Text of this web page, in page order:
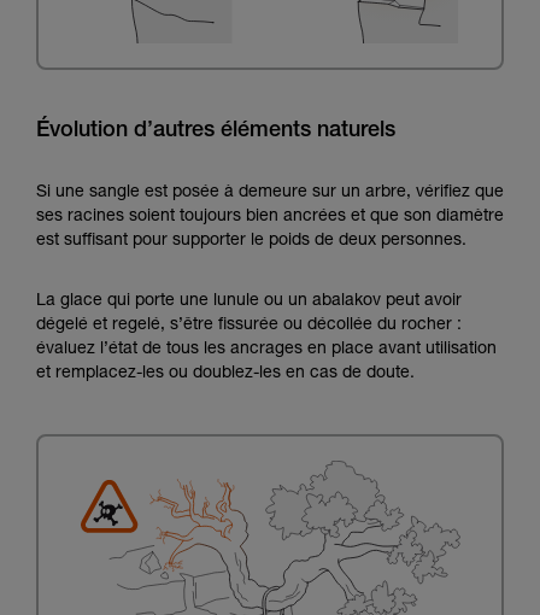
Évolution d’autres éléments naturels
Si une sangle est posée à demeure sur un arbre, vérifiez que
ses racines soient toujours bien ancrées et que son diamètre
est suffisant pour supporter le poids de deux personnes.
La glace qui porte une lunule ou un abalakov peut avoir
dégelé et regelé, s’être fissurée ou décollée du rocher :
évaluez l’état de tous les ancrages en place avant utilisation
et remplacez-les ou doublez-les en cas de doute.